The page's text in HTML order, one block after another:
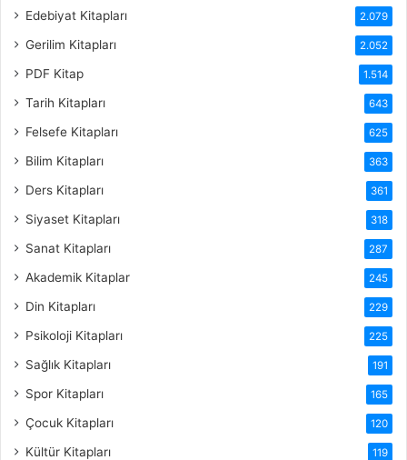
Edebiyat Kitapları 2.079
Gerilim Kitapları 2.052
PDF Kitap 1.514
Tarih Kitapları 643
Felsefe Kitapları 625
Bilim Kitapları 363
Ders Kitapları 361
Siyaset Kitapları 318
Sanat Kitapları 287
Akademik Kitaplar 245
Din Kitapları 229
Psikoloji Kitapları 225
Sağlık Kitapları 191
Spor Kitapları 165
Çocuk Kitapları 120
Kültür Kitapları 119